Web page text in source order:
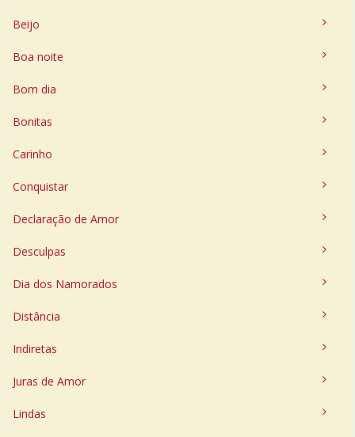
Beijo
Boa noite
Bom dia
Bonitas
Carinho
Conquistar
Declaração de Amor
Desculpas
Dia dos Namorados
Distância
Indiretas
Juras de Amor
Lindas